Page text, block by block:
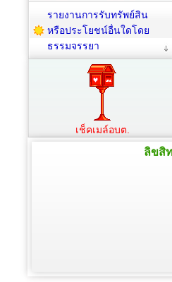
รายงานการรับทรัพย์สิน
หรือประโยชน์อื่นใดโดย
ธรรมจรรยา
เช็คเมล์อบต.
ลิขสิ